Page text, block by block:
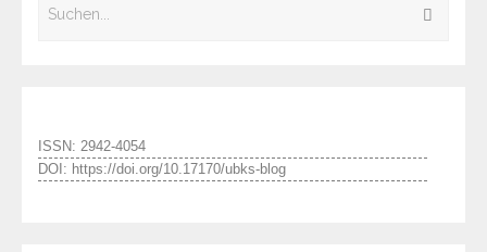
ISSN: 2942-4054
DOI: https://doi.org/10.17170/ubks-blog